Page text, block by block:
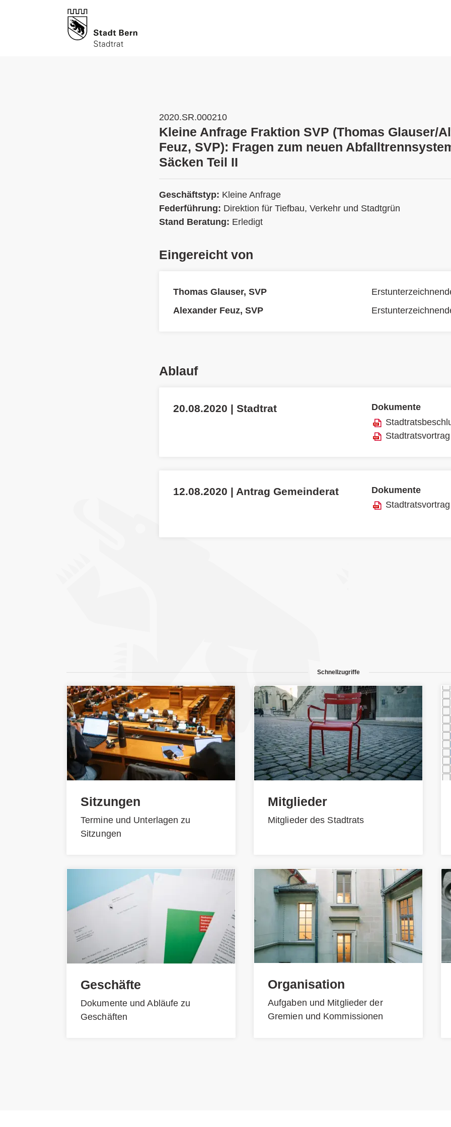
2020.SR.000210
Kleine Anfrage Fraktion SVP (Thomas Glauser/
Feuz, SVP): Fragen zum neuen
Säcken Teil II
Geschäftstyp: Kleine Anfrage
Federführung: Direktion für Tiefbau, Verkehr und Stadtgrün
Stand Beratung: Erledigt
Eingereicht von
Thomas Glauser, SVP
Alexander Feuz, SVP
Ablauf
20.08.2020 | Stadtrat
Dokumente
Stadtratsvortrag
12.08.2020 | Antrag Gemeinderat
Dokumente
Stadtratsvortrag
Schnellzugriffe
Sitzungen
Termine und Unterlagen zu
Sitzungen
Geschäfte
Dokumente und Abläufe zu
Geschäften
Mitglieder
Mitglieder des Stadtrats
Organisation
Aufgaben und Mitglieder der
Gremien und Kommissionen